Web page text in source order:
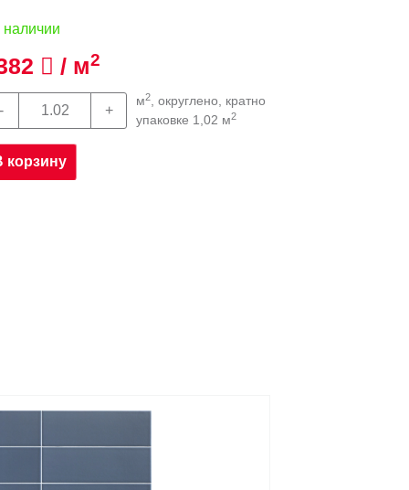
наличии
/ м2
м2, округлено, кратно
упаковке 1,02 м2
корзину